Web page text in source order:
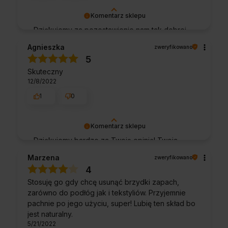
Komentarz sklepu
Dziękujemy za pozostawienie nam tak dobrej
klienta i Twoja recenzja potwierdza nasze
wysiłki - dziękujemy raz jeszcze i mamy
nadzieję - do szybkiego zobaczenia!
Komentarz sklepu
Dziękujemy bardzo za Twoją opinię! Twoja
wiemy, że jesteśmy na właściwym torze :) Z
pozdrowieniami, obsługa sklepu.
Agnieszka zweryfikowano
5
Skuteczny
12/8/2022
1
0
Marzena zweryfikowano
4
Stosuję go gdy chcę usunąć brzydki zapach,
zarówno do podłóg jak i tekstyliów. Przyjemnie
pachnie po jego użyciu, super! Lubię ten skład bo
jest naturalny.
5/21/2022